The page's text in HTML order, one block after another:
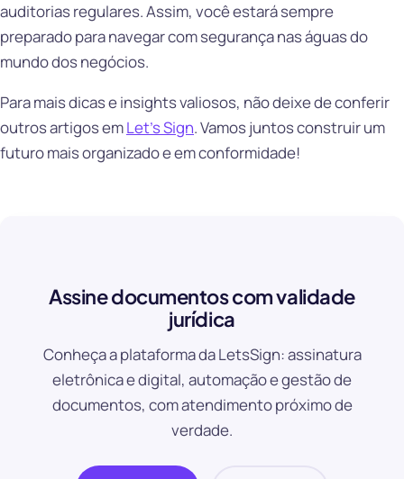
auditorias regulares. Assim, você estará sempre
preparado para navegar com segurança nas águas do
mundo dos negócios.
Para mais dicas e insights valiosos, não deixe de conferir
outros artigos emLet’s Sign. Vamos juntos construir um
futuro mais organizado e em conformidade!
Assine documentos com validade
jurídica
Conheça a plataforma da LetsSign: assinatura
eletrônica e digital, automação e gestão de
documentos, com atendimento próximo de
verdade.